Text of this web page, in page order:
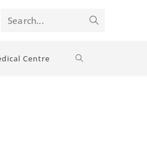
Search...
Centre